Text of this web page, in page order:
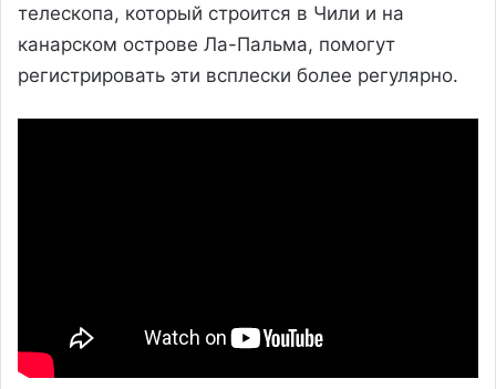
телескопа, который строится в Чили и на
канарском острове Ла-Пальма, помогут
регистрировать эти всплески более регулярно.